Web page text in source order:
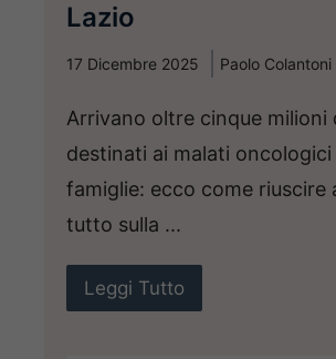
Lazio
17 Dicembre 2025 Paolo Colantoni
Arrivano oltre cinque milioni
destinati ai malati oncologici
famiglie: ecco come riuscire
tutto sulla ...
Leggi Tutto